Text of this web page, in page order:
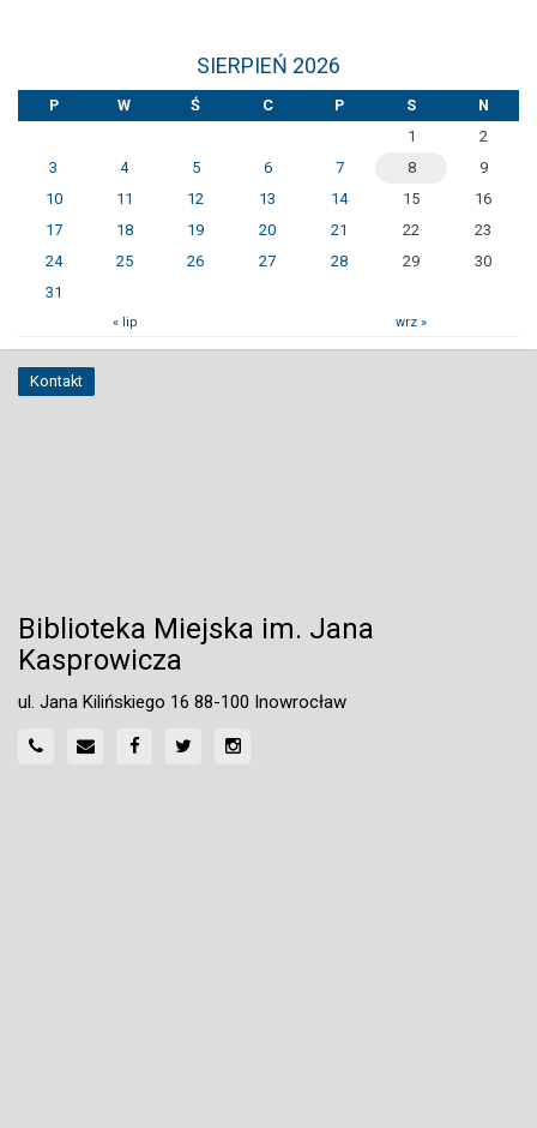
SIERPIEŃ 2026
P W Ś C P S
N
1
2
3
4 5 6 7 8
9
10
11 12 13 14 15
16
17
18 19 20 21 22
23
24
25 26 27 28 29
30
31
« lip wrz »
Kontakt
Biblioteka Miejska im. Jana
Kasprowicza
ul. Jana Kilińskiego 16 88-100 Inowrocław